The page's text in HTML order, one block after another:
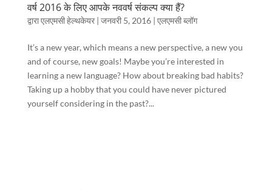
वर्ष 2016 के लिए आपके नववर्ष संकल्प क्या हैं?
द्वाराएलएमसी हेल्थकेयर| जनवरी 5, 2016| एलएमसी ब्लॉग
It’s a new year, which means a new perspective, a new you
and of course, new goals! Maybe you’re interested in
learning a new language? How about breaking bad habits?
Taking up a hobby that you could have never pictured
yourself considering in the past?...